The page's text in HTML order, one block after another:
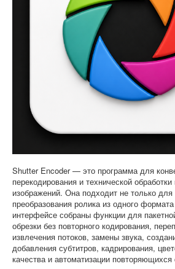
Shutter Encoder — это программа для
перекодирования и технической
изображений. Она подходит не только для
преобразования ролика из одного
интерфейсе собраны функции для
обрезки без повторного кодирования,
извлечения потоков, замены звука,
добавления субтитров, кадрирования,
качества и автоматизации повторяющихся